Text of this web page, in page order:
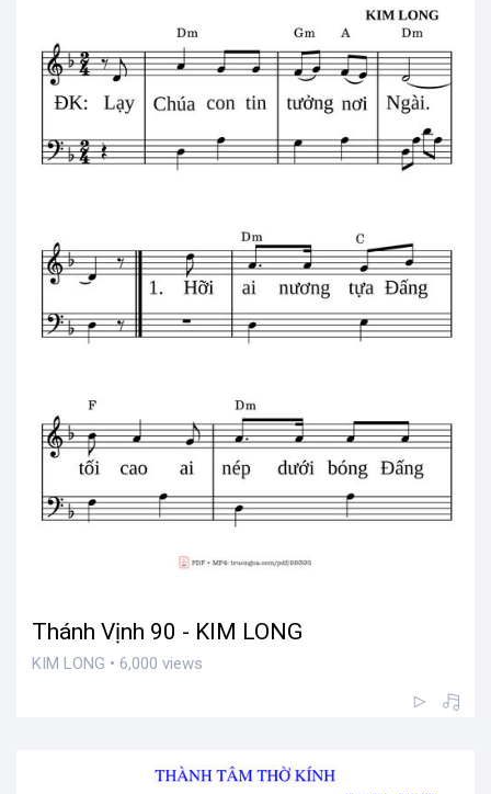
Thánh Vịnh 90 - KIM LONG
KIM LONG • 6,000 views